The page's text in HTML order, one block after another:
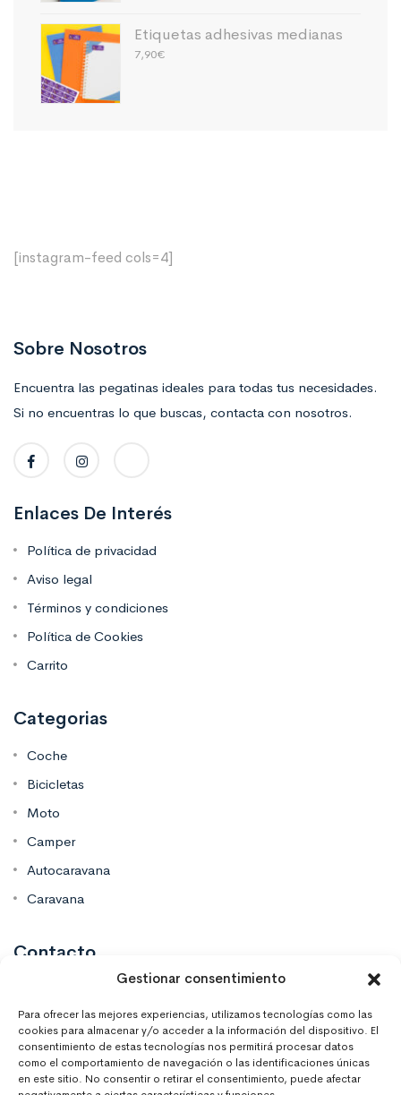
Gestionar consentimiento
Para ofrecer las mejores experiencias, utilizamos tecnologías como las
cookies para almacenar y/o acceder a la información del dispositivo. El
consentimiento de estas tecnologías nos permitirá procesar datos
como el comportamiento de navegación o las identificaciones únicas
en este sitio. No consentir o retirar el consentimiento, puede afectar
Etiquetas adhesivas medianas
7,90€
[instagram-feed cols=4]
Sobre Nosotros
Encuentra las pegatinas ideales para todas tus necesidades.
Si no encuentras lo que buscas, contacta con nosotros.
Enlaces De Interés
Política de privacidad
Aviso legal
Términos y condiciones
Política de Cookies
Carrito
Categorias
Coche
Bicicletas
Moto
Camper
Autocaravana
Caravana
Contacto
637 671 470